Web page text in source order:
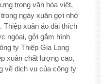
trong văn hóa việt,
ngày xuân gợi nhớ
xuân áo dài thích
ngòai, gởi gắm hình
ty Thiệp Gia Long
xuân chất lượng cao,
về dịch vụ của công ty